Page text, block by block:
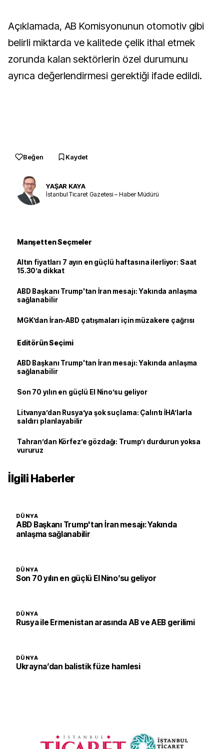
Açıklamada, AB Komisyonunun otomotiv gibi
belirli miktarda ve kalitede çelik ithal etmek
zorunda kalan sektörlerin özel durumunu
ayrıca değerlendirmesi gerektiği ifade edildi.
Beğen Kaydet
YAŞAR KAYA
İstanbul Ticaret Gazetesi – Haber Müdürü
Manşetten Seçmeler
Altın fiyatları 7 ayın en güçlü haftasına ilerliyor: Saat
15.30’a dikkat
ABD Başkanı Trump'tan İran mesajı: Yakında anlaşma
sağlanabilir
MGK’dan İran-ABD çatışmaları için müzakere çağrısı
Editörün Seçimi
ABD Başkanı Trump'tan İran mesajı: Yakında anlaşma
sağlanabilir
Son 70 yılın en güçlü El Nino’su geliyor
Litvanya’dan Rusya’ya şok suçlama: Çalıntı İHA’larla
saldırı planlayabilir
Tahran’dan Körfez’e gözdağı: Trump’ı durdurun yoksa
vururuz
İlgili Haberler
DÜNYA
ABD Başkanı Trump'tan İran mesajı: Yakında
anlaşma sağlanabilir
DÜNYA
Son 70 yılın en güçlü El Nino’su geliyor
DÜNYA
Rusya ile Ermenistan arasında AB ve AEB gerilimi
DÜNYA
Ukrayna’dan balistik füze hamlesi